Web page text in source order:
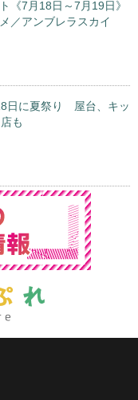
《7月18日～7月19日》
／アンブレラスカイ
日に夏祭り 屋台、キッ
も